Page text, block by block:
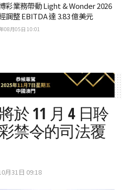
彩業務帶動 Light & Wonder 2026
調整 EBITDA 達 3.83 億美元
08月05日 10:01
於 11 月 4 日聆
禁令的司法覆
月31日 09:18